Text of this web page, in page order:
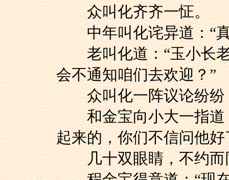
众叫化齐齐一怔。
中年叫化诧异道：“真
老叫化道：“玉小长老
会不通知咱们去欢迎？”
众叫化一阵议论纷纷
和金宝向小大一指道
起来的，你们不信问他好
几十双眼睛，不约而